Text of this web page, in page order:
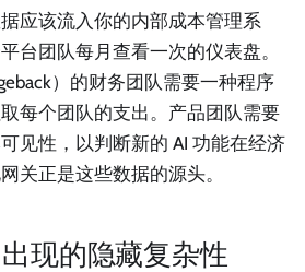
应该流入你的内部成本管理系
台团队每月查看一次的仪表盘。
）的财务团队需要一种程序
每个团队的支出。产品团队需要
见性，以判断新的 AI 功能在经济
关正是这些数据的源头。
现的隐藏复杂性